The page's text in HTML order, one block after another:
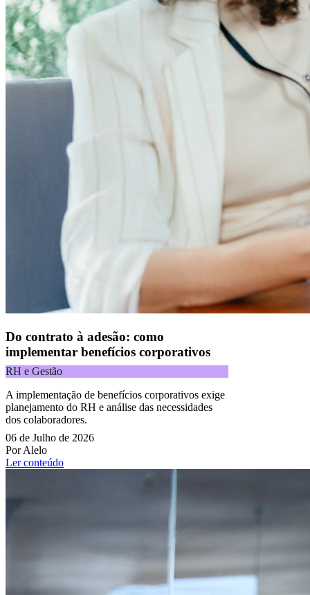
Do contrato à adesão: como
implementar benefícios corporativos
RH e Gestão
A implementação de benefícios corporativos exige
planejamento do RH e análise das necessidades
dos colaboradores.
06 de Julho de 2026
Por Alelo
Ler conteúdo